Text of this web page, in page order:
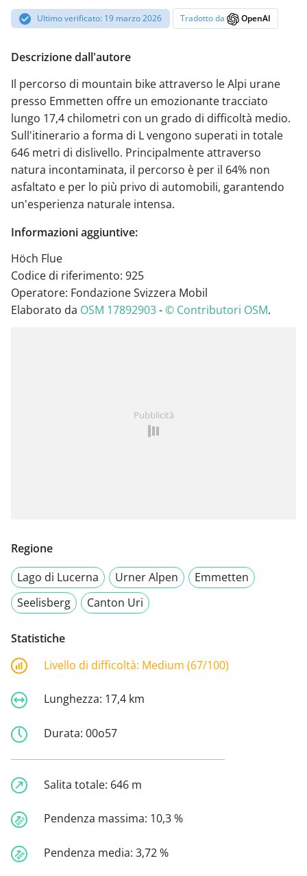
Ultimo verificato: 19 marzo 2026 Tradotto da OpenAI
Descrizione dall'autore
Il percorso di mountain bike attraverso le Alpi urane
presso Emmetten offre un emozionante tracciato
lungo 17,4 chilometri con un grado di difficoltà medio.
Sull'itinerario a forma di L vengono superati in totale
646 metri di dislivello. Principalmente attraverso
natura incontaminata, il percorso è per il 64% non
asfaltato e per lo più privo di automobili, garantendo
un'esperienza naturale intensa.
Informazioni aggiuntive:
Höch Flue
Codice di riferimento: 925
Operatore: Fondazione Svizzera Mobil
Elaborato da OSM 17892903-© Contributori OSM.
Pubblicità
Regione
Lago di Lucerna
Urner Alpen
Emmetten
Seelisberg
Canton Uri
Statistiche
Livello di difficoltà: Medium (67/100)
Lunghezza: 17,4 km
Durata: 00o57
Salita totale: 646 m
Pendenza massima: 10,3 %
Pendenza media: 3,72 %